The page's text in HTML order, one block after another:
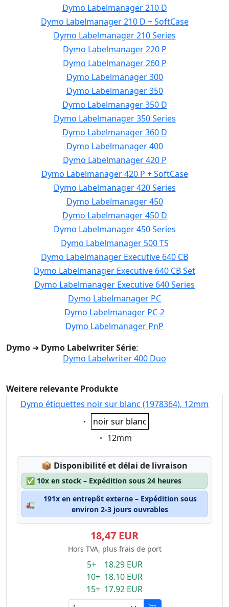
Dymo Labelmanager 210 D
Dymo Labelmanager 210 D + SoftCase
Dymo Labelmanager 210 Series
Dymo Labelmanager 220 P
Dymo Labelmanager 260 P
Dymo Labelmanager 300
Dymo Labelmanager 350
Dymo Labelmanager 350 D
Dymo Labelmanager 350 Series
Dymo Labelmanager 360 D
Dymo Labelmanager 400
Dymo Labelmanager 420 P
Dymo Labelmanager 420 P + SoftCase
Dymo Labelmanager 420 Series
Dymo Labelmanager 450
Dymo Labelmanager 450 D
Dymo Labelmanager 450 Series
Dymo Labelmanager 500 TS
Dymo Labelmanager Executive 640 CB
Dymo Labelmanager Executive 640 CB Set
Dymo Labelmanager Executive 640 Series
Dymo Labelmanager PC
Dymo Labelmanager PC-2
Dymo Labelmanager PnP
Dymo ➔ Dymo Labelwriter Série:
Dymo Labelwriter 400 Duo
Weitere relevante Produkte
Dymo étiquettes noir sur blanc (1978364), 12mm
Eigenschaft:
noir sur blanc
Eigenschaft:
12mm
📦 Lagerstatus:
Disponibilité et délai de livraison
✅ 10x en stock – Expédition sous 24 heures
🚛
191x en entrepôt externe – Expédition sous
environ 2-3 jours ouvrables
18,47 EUR
Hors TVA, plus frais de port
5+ 18.29 EUR
10+ 18.10 EUR
15+ 17.92 EUR